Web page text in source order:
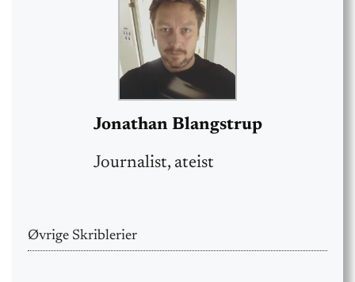
Jonathan Blangstrup
Journalist, ateist
Øvrige Skriblerier